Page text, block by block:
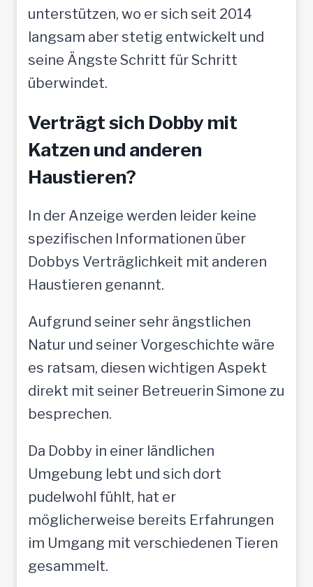
unterstützen, wo er sich seit 2014
langsam aber stetig entwickelt und
seine Ängste Schritt für Schritt
überwindet.
Verträgt sich Dobby mit
Katzen und anderen
Haustieren?
In der Anzeige werden leider keine
spezifischen Informationen über
Dobbys Verträglichkeit mit anderen
Haustieren genannt.
Aufgrund seiner sehr ängstlichen
Natur und seiner Vorgeschichte wäre
es ratsam, diesen wichtigen Aspekt
direkt mit seiner Betreuerin Simone zu
besprechen.
Da Dobby in einer ländlichen
Umgebung lebt und sich dort
pudelwohl fühlt, hat er
möglicherweise bereits Erfahrungen
im Umgang mit verschiedenen Tieren
gesammelt.